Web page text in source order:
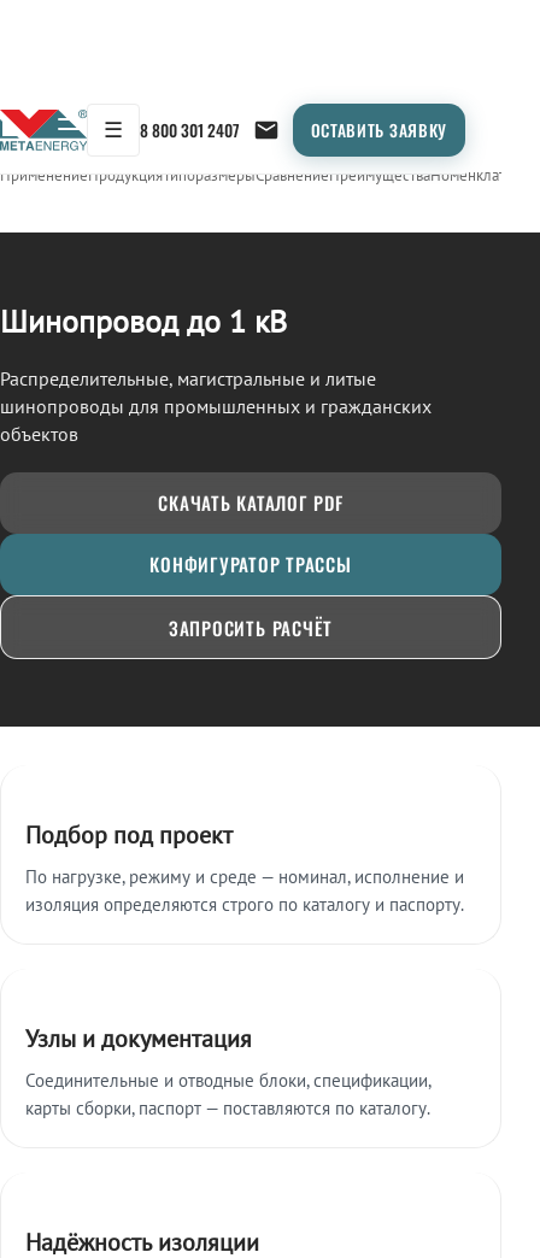
☰ 8 800 301 2407 ОСТАВИТЬ ЗАЯВКУ
← Продукция/ШИНОПРОВОД
ПрименениеПродукцияТипоразмерыСравнениеПреимуществаНоменклатура
Шинопровод до 1 кВ
Распределительные, магистральные и литые
шинопроводы для промышленных и гражданских
объектов
СКАЧАТЬ КАТАЛОГ PDF
КОНФИГУРАТОР ТРАССЫ
ЗАПРОСИТЬ РАСЧЁТ
Подбор под проект
По нагрузке, режиму и среде — номинал, исполнение и
изоляция определяются строго по каталогу и паспорту.
Узлы и документация
Соединительные и отводные блоки, спецификации,
карты сборки, паспорт — поставляются по каталогу.
Надёжность изоляции